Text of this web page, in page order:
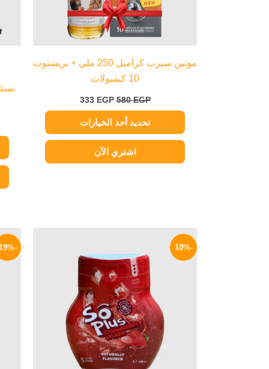
مونين سيرب كراميل 250 ملي + بريستوت
10 كبسولات
580EGP
333 EGP
تحديد أحد الخيارات
اختيار
الخيارات
صفحة
المنتج
اشتري الآن
-10%
هو:
100 EGP.
هو:
-19%